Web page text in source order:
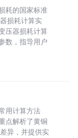
耗的国家标准
损耗计算实
压器损耗计算
数，指导用户
用计算方法
点解析了黄铜
异，并提供实